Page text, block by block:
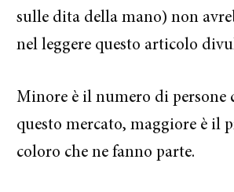
sulle dita della mano) non
nel leggere questo articolo
Minore è il numero di persone
questo mercato, maggiore è il
coloro che ne fanno parte.